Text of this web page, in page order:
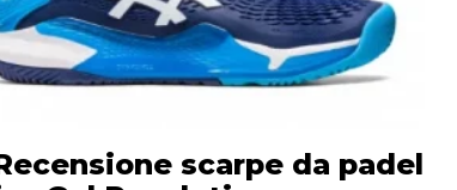
scarpe da padel